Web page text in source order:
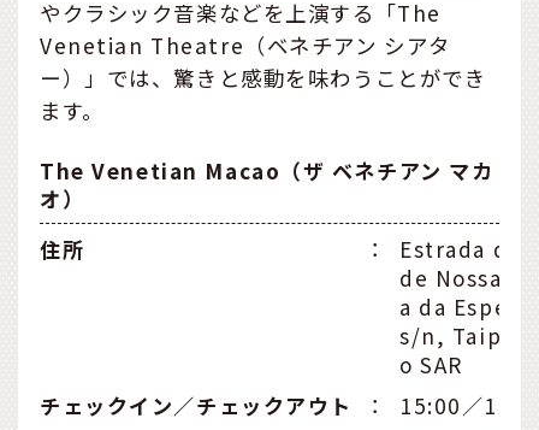
やクラシック音楽などを上演する「The
Venetian Theatre（ベネチアン シアタ
ー）」では、驚きと感動を味わうことができ
ます。
The Venetian Macao（ザ ベネチアン マカ
オ）
住所
：
Estrada da
de Nossa
a da
s/n, Taipa,
o SAR
チェックイン／チェックアウト
：
15:00／